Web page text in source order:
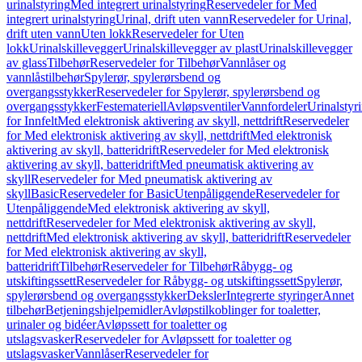
urinalstyringMed integrert urinalstyringReservedeler for Med
integrert urinalstyringUrinal, drift uten vannReservedeler for Urinal,
drift uten vannUten lokkReservedeler for Uten
lokkUrinalskilleveggerUrinalskillevegger av plastUrinalskillevegger
av glassTilbehørReservedeler for TilbehørVannlåser og
vannlåstilbehørSpylerør, spylerørsbend og
overgangsstykkerReservedeler for Spylerør, spylerørsbend og
overgangsstykkerFestemateriellAvløpsventilerVannfordeler
for InnfeltMed elektronisk aktivering av skyll, nettdriftReservedeler
for Med elektronisk aktivering av skyll, nettdriftMed elektronisk
aktivering av skyll, batteridriftReservedeler for Med elektronisk
aktivering av skyll, batteridriftMed pneumatisk aktivering av
skyllReservedeler for Med pneumatisk aktivering av
skyllBasicReservedeler for BasicUtenpåliggendeReservedeler for
UtenpåliggendeMed elektronisk aktivering av skyll,
nettdriftReservedeler for Med elektronisk aktivering av skyll,
nettdriftMed elektronisk aktivering av skyll, batteridriftReservedeler
for Med elektronisk aktivering av skyll,
batteridriftTilbehørReservedeler for TilbehørRåbygg- og
utskiftingssettReservedeler for Råbygg- og utskiftingssettSpylerør,
spylerørsbend og overgangsstykkerDekslerIntegrerte styringerAnnet
tilbehørBetjeningshjelpemidlerAvløpstilkoblinger for toaletter,
urinaler og bidéerAvløpssett for toaletter og
utslagsvaskerReservedeler for Avløpssett for toaletter og
utslagsvaskerVannlåserReservedeler for